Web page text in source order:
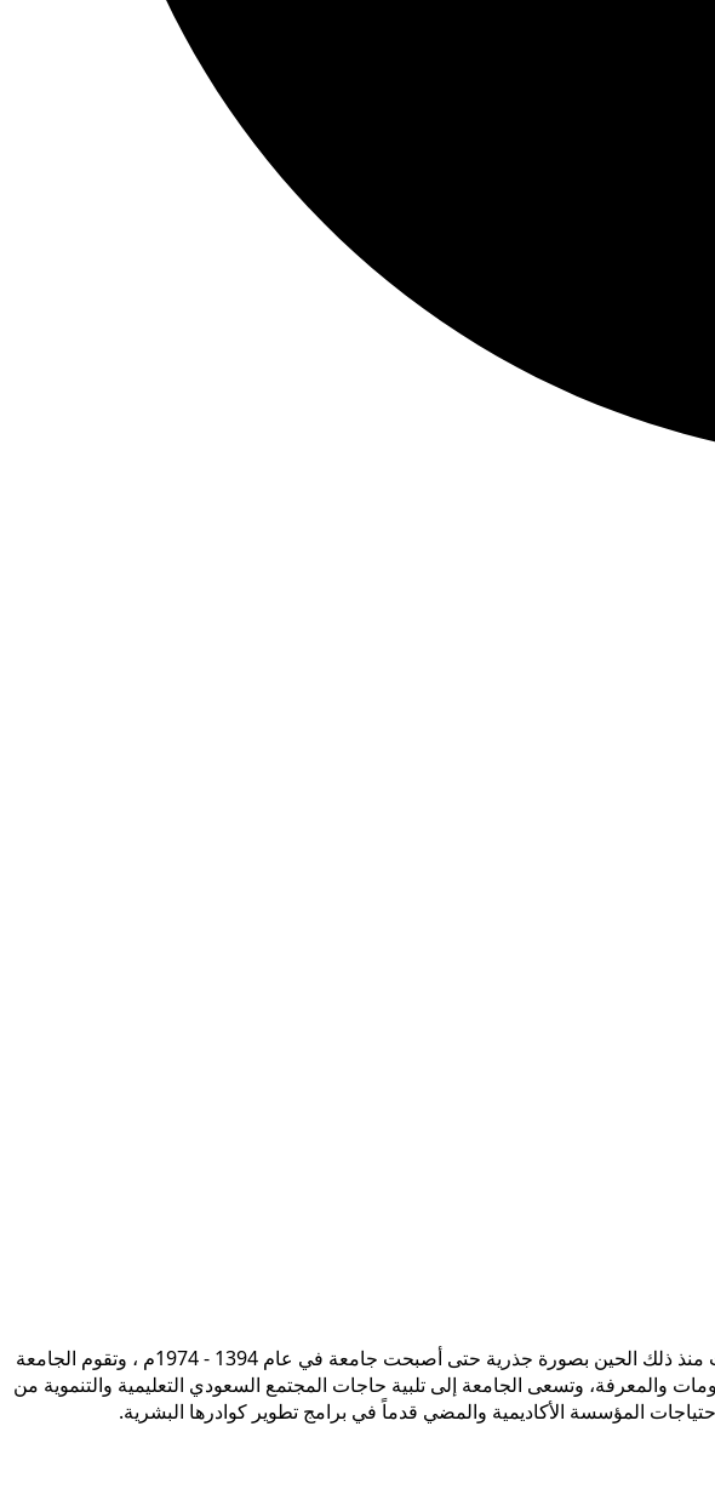
تأسست جامعة الإمام محمد بن سعود الإسلامية ممثلة في كلية الشريعة في سنة 1373هـ 1953م، وتطورت منذ ذلك الحين بصورة جذرية حتى أصبحت جامعة في عام 1394 - 1974م ، وتقوم الجامعة
والمعرفة، وتسعى الجامعة إلى تلبية حاجات المجتمع السعودي التعليمية والتنموية من
احتياجات المؤسسة الأكاديمية والمضي قدماً في برامج تطوير كوادرها البشرية.